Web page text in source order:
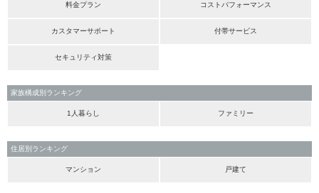
料金プラン コストパフォーマンス
カスタマーサポート 付帯サービス
セキュリティ対策
家族構成別ランキング
1人暮らし ファミリー
住居別ランキング
マンション 戸建て